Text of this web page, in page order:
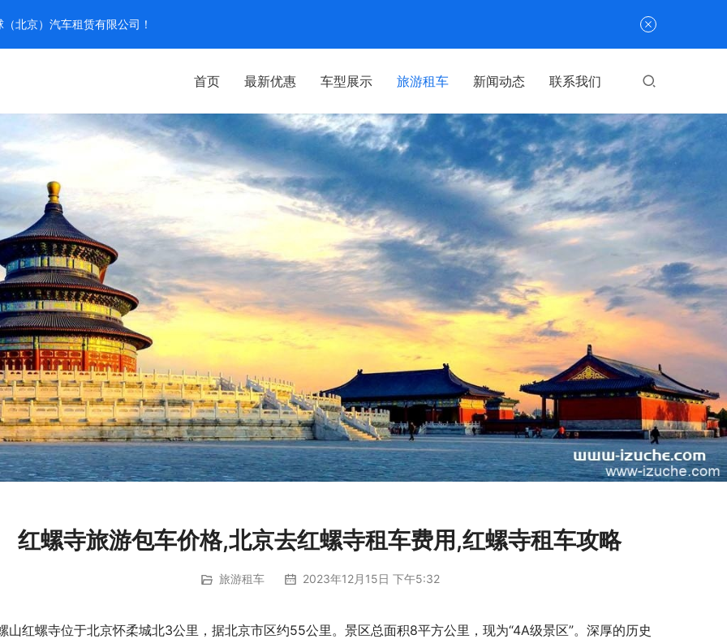
首页 最新优惠 车型展示 旅游租车 新闻动态 联系我们
红螺寺旅游包车价格,北京去红螺寺租车费用,红螺寺租车攻略
旅游租车 2023年12月15日 下午5:32
山红螺寺位于北京怀柔城北3公里，据北京市区约55公里。景区总面积8平方公里，现为“4A级景区”。深厚的历史
北京）汽车租赁有限公司！